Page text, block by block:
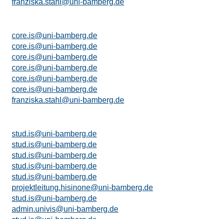
franziska.stahl@uni-bamberg.de
core.is@uni-bamberg.de
core.is@uni-bamberg.de
core.is@uni-bamberg.de
core.is@uni-bamberg.de
core.is@uni-bamberg.de
core.is@uni-bamberg.de
franziska.stahl@uni-bamberg.de
stud.is@uni-bamberg.de
stud.is@uni-bamberg.de
stud.is@uni-bamberg.de
stud.is@uni-bamberg.de
stud.is@uni-bamberg.de
projektleitung.hisinone@uni-bamberg.de
stud.is@uni-bamberg.de
admin.univis@uni-bamberg.de